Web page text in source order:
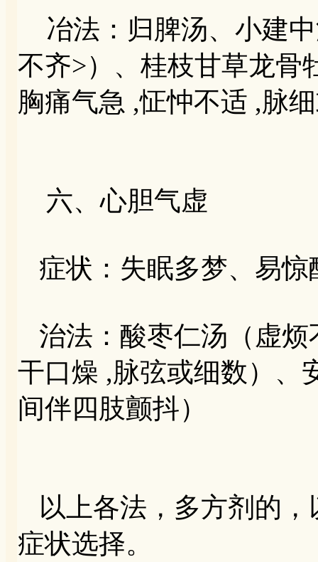
冶法：归脾汤、小建
不齐>）、桂枝甘草龙骨
胸痛气急 ,怔忡不适 ,脉
六、心胆气虚
症状：失眠多梦、易惊
治法：酸枣仁汤（虚烦
干口燥 ,脉弦或细数）、
间伴四肢颤抖）
以上各法，多方剂的，
症状选择。